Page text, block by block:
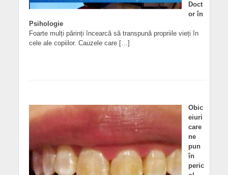
Doct
or în
Psihologie
Foarte mulți părinți încearcă să transpună propriile vieți în
cele ale copiilor. Cauzele care […]
Obic
eiuri
care
ne
pun
în
peric